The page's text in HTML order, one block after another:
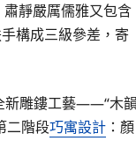
靜嚴厲儒雅又包含
構成三級參差，寄
新雕鏤工藝——“木
二階段巧寓設計 ：顏